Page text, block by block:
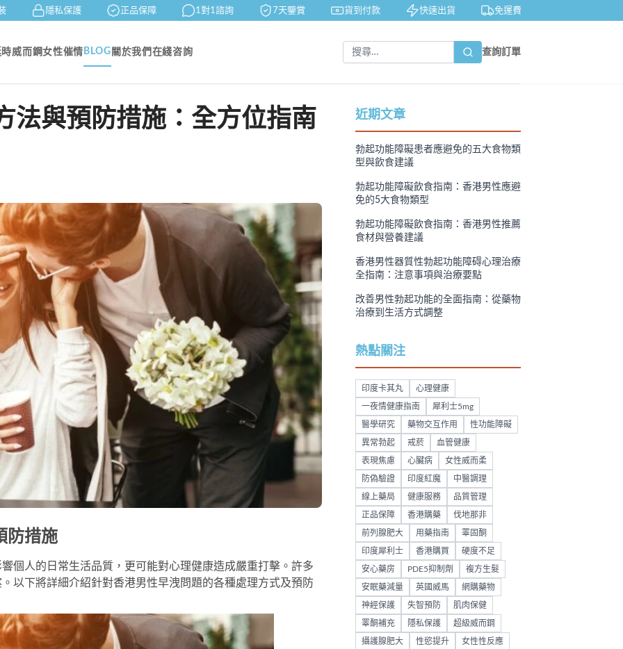
隱私保護 正品保障 1對1諮詢 7天鑒賞 貨到付款 快速出貨 免運費
威而鋼女性催情 BLOG 關於我們 在綫咨詢 查詢訂單
法與預防措施：全方位指南
防措施
個人的日常生活品質，更可能對心理健康造成嚴重打擊。許多
以下將詳細介紹針對香港男性早洩問題的各種處理方式及預防
近期文章
勃起功能障礙患者應避免的五大食物類
型與飲食建議
勃起功能障礙飲食指南：香港男性應避
免的5大食物類型
勃起功能障礙飲食指南：香港男性推薦
食材與營養建議
香港男性器質性勃起功能障碍心理治療
全指南：注意事項與治療要點
改善男性勃起功能的全面指南：從藥物
治療到生活方式調整
熱點關注
印度卡其丸 心理健康
一夜情健康指南 犀利士5mg
醫學研究 藥物交互作用 性功能障礙
異常勃起 戒菸 血管健康
表現焦慮 心臟病 女性威而柔
防偽驗證 印度紅魔 中醫調理
線上藥局 健康服務 品質管理
正品保障 香港購藥 伐地那非
前列腺肥大 用藥指南 睪固酮
印度犀利士 香港購買 硬度不足
安心藥房 PDE5抑制劑 複方生髮
安眠藥減量 英國威馬 網購藥物
神經保護 失智預防 肌肉保健
睪酮補充 隱私保護 超級威而鋼
攝護腺肥大 性慾提升 女性性反應